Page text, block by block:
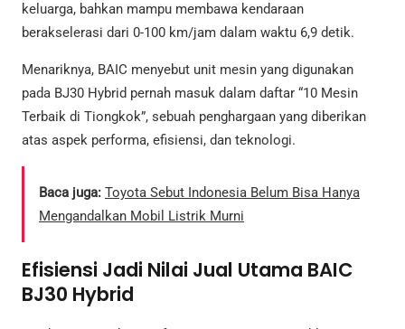
keluarga, bahkan mampu membawa kendaraan
berakselerasi dari 0-100 km/jam dalam waktu 6,9 detik.
Menariknya, BAIC menyebut unit mesin yang digunakan
pada BJ30 Hybrid pernah masuk dalam daftar “10 Mesin
Terbaik di Tiongkok”, sebuah penghargaan yang diberikan
atas aspek performa, efisiensi, dan teknologi.
Baca juga: Toyota Sebut Indonesia Belum Bisa Hanya
Mengandalkan Mobil Listrik Murni
Efisiensi Jadi Nilai Jual Utama BAIC
BJ30 Hybrid